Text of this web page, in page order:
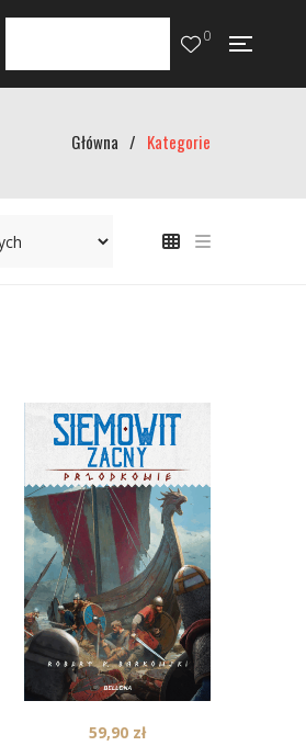
0
Główna / Kategorie
59,90 zł